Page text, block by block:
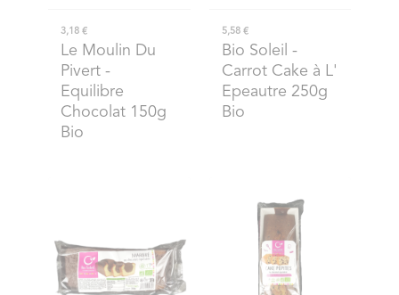
3,18 €
Le Moulin Du
Pivert -
Equilibre
Chocolat 150g
Bio
5,58 €
Bio Soleil -
Carrot Cake à L'
Epeautre 250g
Bio